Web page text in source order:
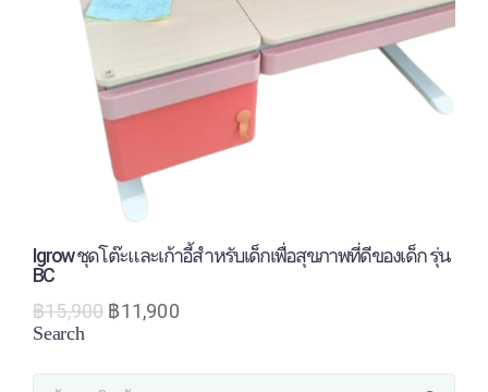
Igrow ชุดโต๊ะและเก้าอี้สำหรับเด็กเพื่อสุขภาพที่ดีของเด็ก รุ่น
BC
฿15,900 ฿11,900
Search